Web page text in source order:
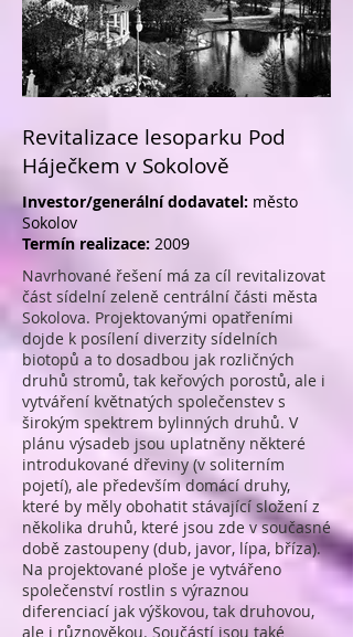
Revitalizace lesoparku Pod
Háječkem v Sokolově
Investor/generální dodavatel: město
Sokolov
Termín realizace: 2009
Navrhované řešení má za cíl revitalizovat
část sídelní zeleně centrální části města
Sokolova. Projektovanými opatřeními
dojde k posílení diverzity sídelních
biotopů a to dosadbou jak rozličných
druhů stromů, tak keřových porostů, ale i
vytváření květnatých společenstev s
širokým spektrem bylinných druhů. V
plánu výsadeb jsou uplatněny některé
introdukované dřeviny (v soliterním
pojetí), ale především domácí druhy,
které by měly obohatit stávající složení z
několika druhů, které jsou zde v současné
době zastoupeny (dub, javor, lípa, bříza).
Na projektované ploše je vytvářeno
společenství rostlin s výraznou
diferenciací jak výškovou, tak druhovou,
ale i různověkou. Součástí jsou také